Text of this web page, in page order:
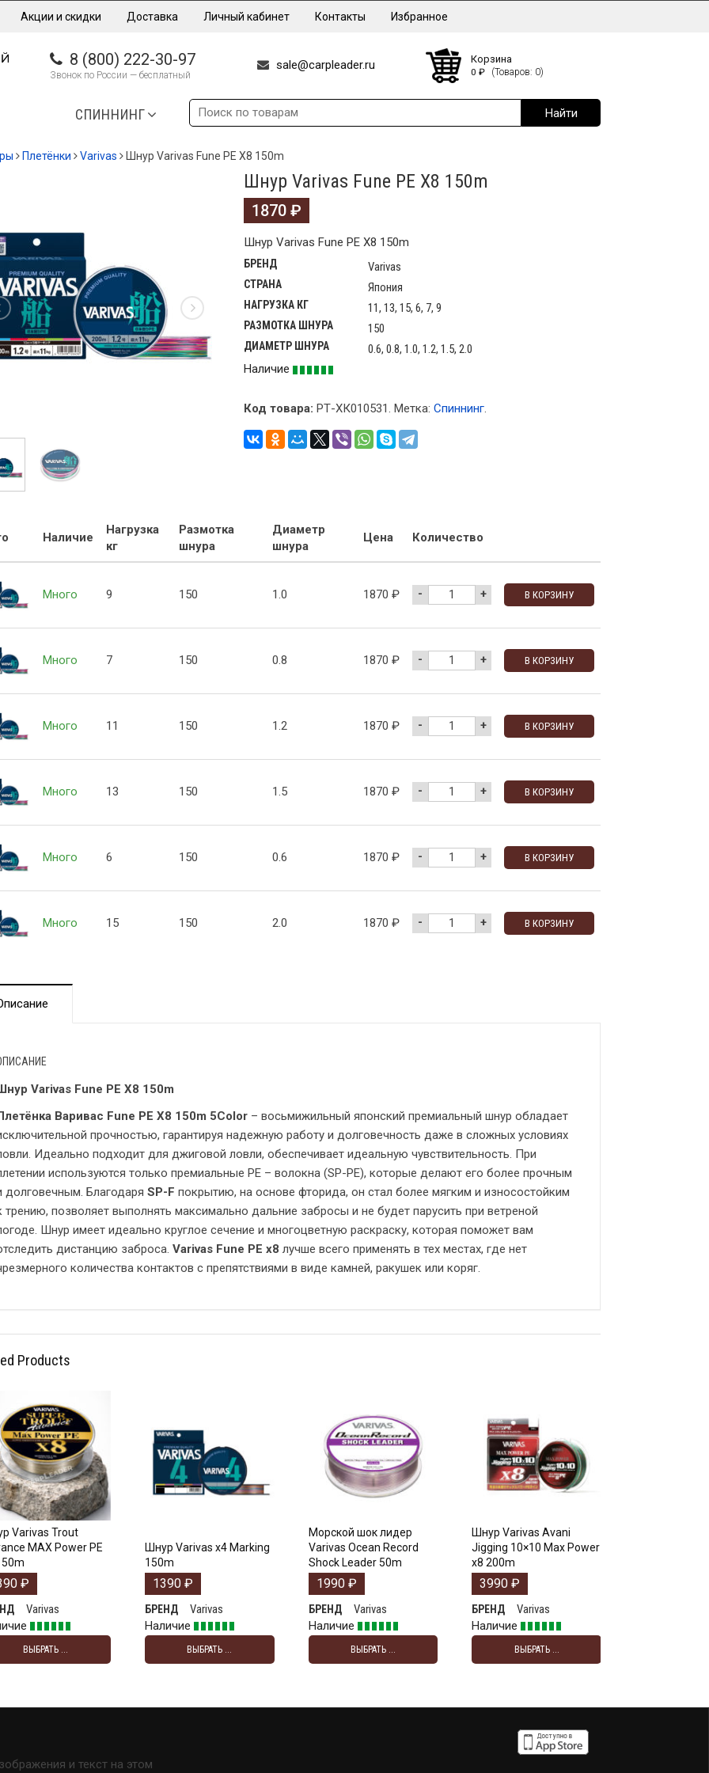
Акции и скидки Доставка Личный кабинет Контакты Избранное
8 (800) 222-30-97
Звонок по России — бесплатный
sale@carpleader.ru Корзина
0 ₽ (Товаров: 0)
СПИННИНГ
Плетёнки Varivas Шнур Varivas Fune PE X8 150m
Шнур Varivas Fune PE X8 150m
1870 ₽
Шнур Varivas Fune PE X8 150m
БРЕНД Varivas
СТРАНА Япония
НАГРУЗКА КГ 11, 13, 15, 6, 7, 9
РАЗМОТКА ШНУРА 150
ДИАМЕТР ШНУРА
0.6, 0.8, 1.0, 1.2, 1.5, 2.0
Наличие
Код товара: РТ-ХК010531. Метка: Спиннинг.
Наличие
Нагрузка
кг
Размотка
шнура
Диаметр
шнура
Цена Количество
Много 9 150 1.0 1870 ₽ - + В КОРЗИНУ
Много 7 150 0.8 1870 ₽ - + В КОРЗИНУ
Много 11 150 1.2 1870 ₽ - + В КОРЗИНУ
Много 13 150 1.5 1870 ₽ - + В КОРЗИНУ
Много 6 150 0.6 1870 ₽ - + В КОРЗИНУ
Много 15 150 2.0 1870 ₽ - + В КОРЗИНУ
Varivas Fune PE X8 150m
Варивас Fune PE X8 150m 5Color – восьмижильный японский премиальный шнур обладает
прочностью, гарантируя надежную работу и долговечность даже в сложных условиях
Идеально подходит для джиговой ловли, обеспечивает идеальную чувствительность. При
используются только премиальные PE – волокна (SP-PE), которые делают его более прочным
долговечным. Благодаря SP-F покрытию, на основе фторида, он стал более мягким и износостойким
трению, позволяет выполнять максимально дальние забросы и не будет парусить при ветреной
Шнур имеет идеально круглое сечение и многоцветную раскраску, которая поможет вам
дистанцию заброса. Varivas Fune PE x8 лучше всего применять в тех местах, где нет
количества контактов с препятствиями в виде камней, ракушек или коряг.
Products
Varivas Trout
MAX Power PE
₽
Varivas
ВЫБРАТЬ ...
Шнур Varivas x4 Marking
150m
1390 ₽
БРЕНД
Varivas
Наличие
ВЫБРАТЬ ...
Морской шок лидер
Varivas Ocean Record
Shock Leader 50m
1990 ₽
БРЕНД
Varivas
Наличие
ВЫБРАТЬ ...
Шнур Varivas Avani
Jigging 10×10 Max Power
x8 200m
3990₽
БРЕНД
Varivas
Наличие
ВЫБРАТЬ ...
и текст на этом